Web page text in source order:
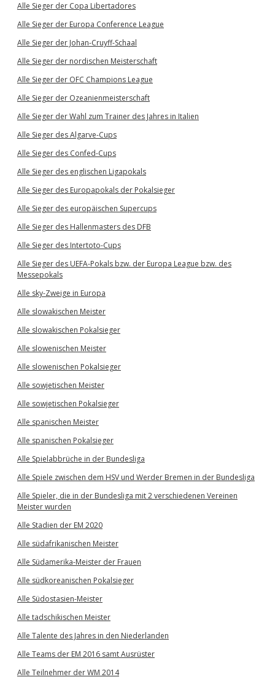
Alle Sieger der Copa Libertadores
Alle Sieger der Europa Conference League
Alle Sieger der Johan-Cruyff-Schaal
Alle Sieger der nordischen Meisterschaft
Alle Sieger der OFC Champions League
Alle Sieger der Ozeanienmeisterschaft
Alle Sieger der Wahl zum Trainer des Jahres in Italien
Alle Sieger des Algarve-Cups
Alle Sieger des Confed-Cups
Alle Sieger des englischen Ligapokals
Alle Sieger des Europapokals der Pokalsieger
Alle Sieger des europäischen Supercups
Alle Sieger des Hallenmasters des DFB
Alle Sieger des Intertoto-Cups
Alle Sieger des UEFA-Pokals bzw. der Europa League bzw. des
Messepokals
Alle sky-Zweige in Europa
Alle slowakischen Meister
Alle slowakischen Pokalsieger
Alle slowenischen Meister
Alle slowenischen Pokalsieger
Alle sowjetischen Meister
Alle sowjetischen Pokalsieger
Alle spanischen Meister
Alle spanischen Pokalsieger
Alle Spielabbrüche in der Bundesliga
Alle Spiele zwischen dem HSV und Werder Bremen in der Bundesliga
Alle Spieler, die in der Bundesliga mit 2 verschiedenen Vereinen
Meister wurden
Alle Stadien der EM 2020
Alle südafrikanischen Meister
Alle Südamerika-Meister der Frauen
Alle südkoreanischen Pokalsieger
Alle Südostasien-Meister
Alle tadschikischen Meister
Alle Talente des Jahres in den Niederlanden
Alle Teams der EM 2016 samt Ausrüster
Alle Teilnehmer der WM 2014